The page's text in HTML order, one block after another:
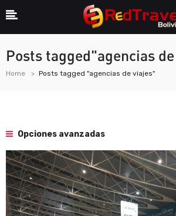
Posts tagged"agencias
Home Posts tagged "agencias de viajes"
Opciones avanzadas